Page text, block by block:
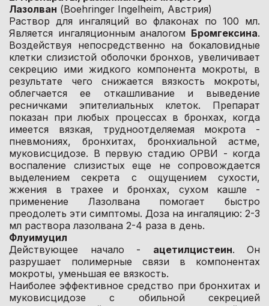
Лазолван (Boehringer Ingelheim, Австрия)
Раствор для ингаляций во флаконах по 100 мл.
Является ингаляционным аналогом Бромгексина.
Воздействуя непосредственно на бокаловидные
клетки слизистой оболочки бронхов, увеличивает
секрецию ими жидкого компонента мокроты, в
результате чего снижается вязкость мокроты,
облегчается ее откашливание и выведение
ресничками эпителиальных клеток. Препарат
показан при любых процессах в бронхах, когда
имеется вязкая, трудноотделяемая мокрота -
пневмониях, бронхитах, бронхиальной астме,
муковисцидозе. В первую стадию ОРВИ - когда
воспаление слизистых еще не сопровождается
выделением секрета с ощущением сухости,
жжения в трахее и бронхах, сухом кашле -
применение Лазолвана помогает быстро
преодолеть эти симптомы. Доза на ингаляцию: 2-3
мл раствора лазолвана 2-4 раза в день.
Флуимуцил
Действующее начало - ацетилцистеин. Он
разрушает полимерные связи в компонентах
мокроты, уменьшая ее вязкость.
Наиболее эффективное средство при бронхитах и
муковисцидозе с обильной секрецией